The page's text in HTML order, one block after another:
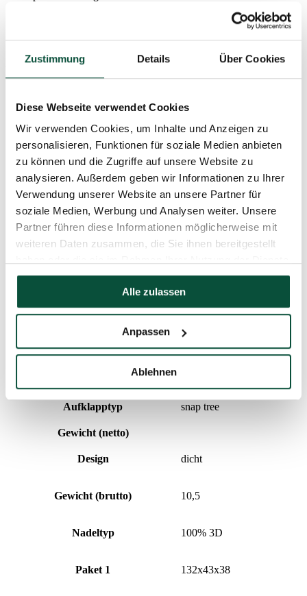
Zustimmung Details Über Cookies
Diese Webseite verwendet Cookies
Wir verwenden Cookies, um Inhalte und Anzeigen zu
personalisieren, Funktionen für soziale Medien anbieten
zu können und die Zugriffe auf unsere Website zu
analysieren. Außerdem geben wir Informationen zu Ihrer
Verwendung unserer Website an unsere Partner für
soziale Medien, Werbung und Analysen weiter. Unsere
Partner führen diese Informationen möglicherweise mit
weiteren Daten zusammen, die Sie ihnen bereitgestellt
gesammelt haben.
Alle zulassen
Anpassen
Ablehnen
einfache Handhabung – einfach zusammenfalten und zurück
Höhe (mit Ständer) 210cm
Breite 132cm
Gesamtanzahl der Zweige 4311
Baumart Fichte
Anzahl der PVC-Zweige 0
Prozentualer Anteil 3D/PVC 100/0
Aufklapptyp snap tree
Gewicht (netto)
Design dicht
Gewicht (brutto) 10,5
Nadeltyp 100% 3D
Paket 1 132x43x38